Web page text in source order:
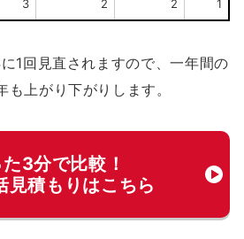
3 2 2 1
1回見直されますので、一年間の
上がり下がりします。
3分で比較！
見積もりはこちら